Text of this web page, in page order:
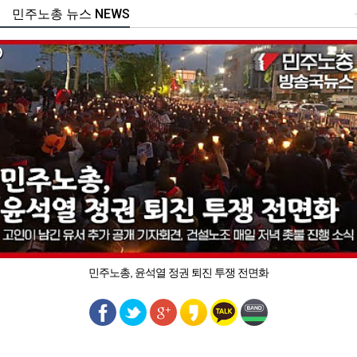
주노총 뉴스 NEWS
민주노총, 윤석열 정권 퇴진 투쟁 전면화